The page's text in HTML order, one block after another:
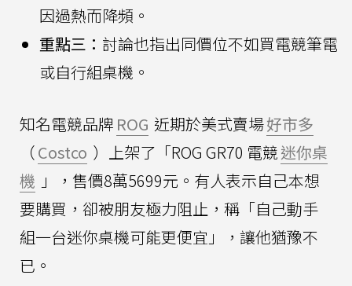
因過熱而降頻。
重點三： 討論也指出同價位不如買電競筆電
或自行組桌機。
知名電競品牌 ROG 近期於美式賣場好市多
（Costco ）上架了「ROG GR70 電競迷你桌
機 」，售價8萬5699元。有人表示自己本想
要購買，卻被朋友極力阻止，稱「自己動手
組一台迷你桌機可能更便宜」，讓他猶豫不
已。